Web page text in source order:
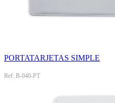
PORTATARJETAS SIMPLE
Ref: B-040-PT